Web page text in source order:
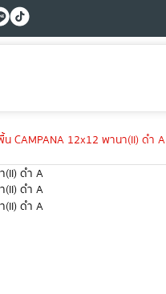
น CAMPANA 12x12 พานา(II) ดำ A